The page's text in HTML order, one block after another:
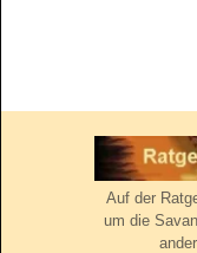
Auf der
um die